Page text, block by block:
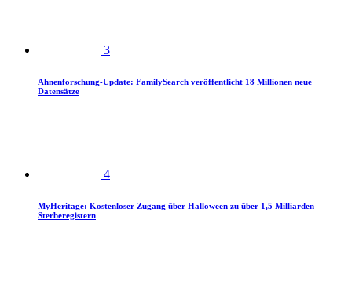
3
Ahnenforschung-Update: FamilySearch veröffentlicht 18 Millionen neue
Datensätze
4
MyHeritage: Kostenloser Zugang über Halloween zu über 1,5 Milliarden
Sterberegistern